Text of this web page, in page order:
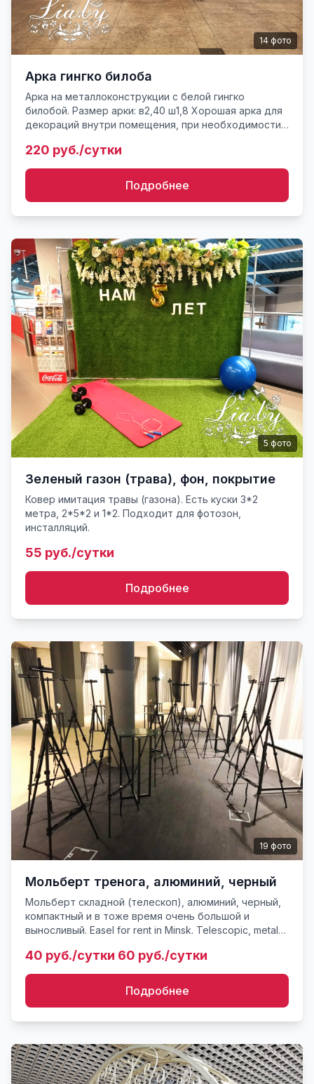
14 фото
Арка гингко билоба
Арка на металлоконструкции с белой гингко
билобой. Размер арки: в2,40 ш1,8 Хорошая арка для
декораций внутри помещения, при необходимости
консультанту. Прок...
220 руб./сутки
Подробнее
5 фото
Зеленый газон (трава), фон, покрытие
Ковер имитация травы (газона). Есть куски 3*2
метра, 2*5*2 и 1*2. Подходит для фотозон,
инсталляций.
55 руб./сутки
Подробнее
19 фото
Мольберт тренога, алюминий, черный
Мольберт складной (телескоп), алюминий, черный,
компактный и в тоже время очень большой и
выносливый. Easel for rent in Minsk. Telescopic, metal
40 руб./сутки 60 руб./сутки
Подробнее